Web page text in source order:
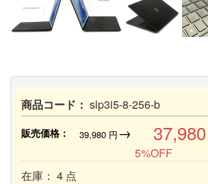
商品コード： slp3i5-8-256-b
販売価格： 39,980円→ 37,980
5%OFF
在庫： 4 点